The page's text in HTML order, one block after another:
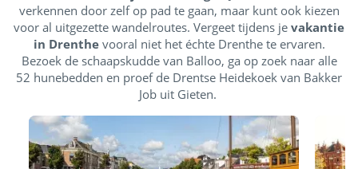
verkennen door zelf op pad te gaan, maar kunt ook kiezen
voor al uitgezette wandelroutes. Vergeet tijdens je vakantie
in Drenthevooral niet het échte Drenthe te ervaren.
Bezoek de schaapskudde van Balloo, ga op zoek naar alle
52 hunebedden en proef de Drentse Heidekoek van Bakker
Job uit Gieten.